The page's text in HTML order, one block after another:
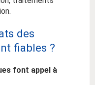
des
fiables ?
font appel à